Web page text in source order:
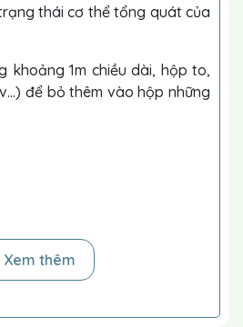
thái cơ thể tổng quát của
khoảng 1m chiều dài, hộp to,
để bỏ thêm vào hộp những
rỗng vào đầu dây và bạn
chỉ cho trẻ làm thế nào để kéo
về vị trí ban đầu và giúp trẻ
Xem thêm